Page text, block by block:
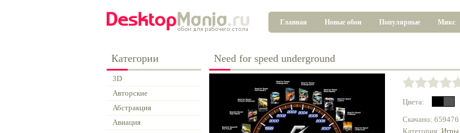
Главная Новые обои Популярные Микс
Категории
3D
Авторские
Абстракция
Авиация
Need for speed underground
Цвета:
Скачано: 659476
Категория: Игры